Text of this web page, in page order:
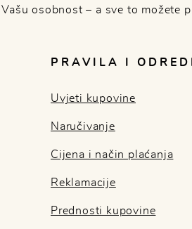
osobnost – a sve to možete
PRAVILA I
Uvjeti kupovine
Naručivanje
Cijena i način plaćanja
Reklamacije
Prednosti kupovine